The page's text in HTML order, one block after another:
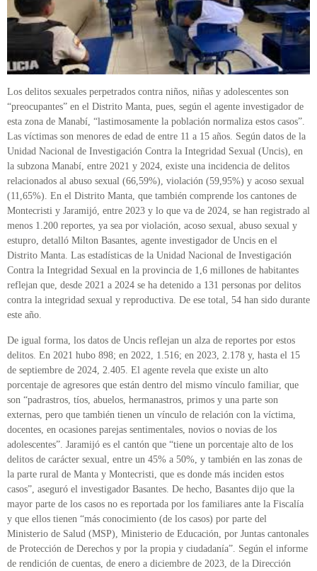
Los delitos sexuales perpetrados contra niños, niñas y adolescentes son
“preocupantes” en el Distrito Manta, pues, según el agente investigador de
esta zona de Manabí, “lastimosamente la población normaliza estos casos”.
Las víctimas son menores de edad de entre 11 a 15 años. Según datos de la
Unidad Nacional de Investigación Contra la Integridad Sexual (Uncis), en
la subzona Manabí, entre 2021 y 2024, existe una incidencia de delitos
relacionados al abuso sexual (66,59%), violación (59,95%) y acoso sexual
(11,65%). En el Distrito Manta, que también comprende los cantones de
Montecristi y Jaramijó, entre 2023 y lo que va de 2024, se han registrado al
menos 1.200 reportes, ya sea por violación, acoso sexual, abuso sexual y
estupro, detalló Milton Basantes, agente investigador de Uncis en el
Distrito Manta. Las estadísticas de la Unidad Nacional de Investigación
Contra la Integridad Sexual en la provincia de 1,6 millones de habitantes
reflejan que, desde 2021 a 2024 se ha detenido a 131 personas por delitos
contra la integridad sexual y reproductiva. De ese total, 54 han sido durante
este año.
De igual forma, los datos de Uncis reflejan un alza de reportes por estos
delitos. En 2021 hubo 898; en 2022, 1.516; en 2023, 2.178 y, hasta el 15
de septiembre de 2024, 2.405. El agente revela que existe un alto
porcentaje de agresores que están dentro del mismo vínculo familiar, que
son “padrastros, tíos, abuelos, hermanastros, primos y una parte son
externas, pero que también tienen un vínculo de relación con la víctima,
docentes, en ocasiones parejas sentimentales, novios o novias de los
adolescentes”. Jaramijó es el cantón que “tiene un porcentaje alto de los
delitos de carácter sexual, entre un 45% a 50%, y también en las zonas de
la parte rural de Manta y Montecristi, que es donde más inciden estos
casos”, aseguró el investigador Basantes. De hecho, Basantes dijo que la
mayor parte de los casos no es reportada por los familiares ante la Fiscalía
y que ellos tienen “más conocimiento (de los casos) por parte del
Ministerio de Salud (MSP), Ministerio de Educación, por Juntas cantonales
de Protección de Derechos y por la propia y ciudadanía”. Según el informe
de rendición de cuentas, de enero a diciembre de 2023, de la Dirección